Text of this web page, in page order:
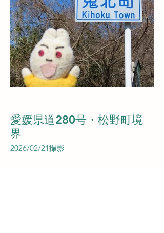
愛媛県道280号・松野町境
界
2026/02/21撮影